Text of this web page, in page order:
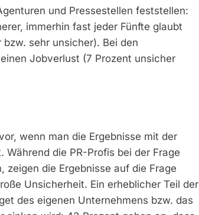
und Pressestellen feststellen:
immerhin fast jeder Fünfte glaubt
sehr unsicher). Bei den
Jobverlust (7 Prozent unsicher
wenn man die Ergebnisse mit der
die PR-Profis bei der Frage
die Ergebnisse auf die Frage
Unsicherheit. Ein erheblicher Teil der
des eigenen Unternehmens bzw. das